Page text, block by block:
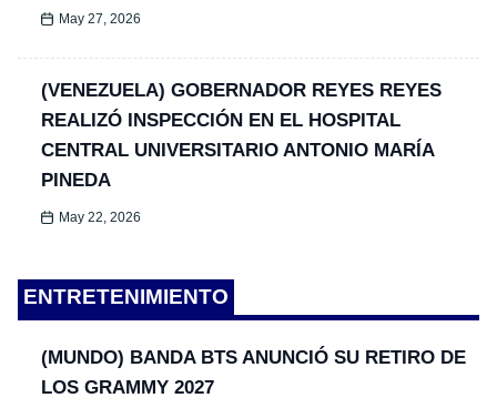
May 27, 2026
(VENEZUELA) GOBERNADOR REYES REYES
REALIZÓ INSPECCIÓN EN EL HOSPITAL
CENTRAL UNIVERSITARIO ANTONIO MARÍA
PINEDA
May 22, 2026
ENTRETENIMIENTO
(MUNDO) BANDA BTS ANUNCIÓ SU RETIRO DE
LOS GRAMMY 2027